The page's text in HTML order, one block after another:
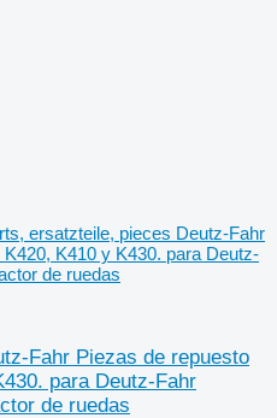
ersatzteile, pieces Deutz-Fahr
K410 y K430. para Deutz-
de ruedas
Fahr Piezas de repuesto
para Deutz-Fahr
de ruedas